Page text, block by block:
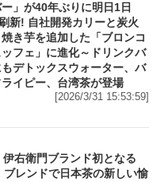
」が40年ぶりに明日1日
新! 自社開発カリーと炭火
き芋を追加した「ブロンコ
ッフェ」に進化～ドリンクバ
デトックスウォーター、バ
イピー、台湾茶が登場
[2026/3/31 15:53:59]
右衛門ブランド初となる
ブレンドで日本茶の新しい愉